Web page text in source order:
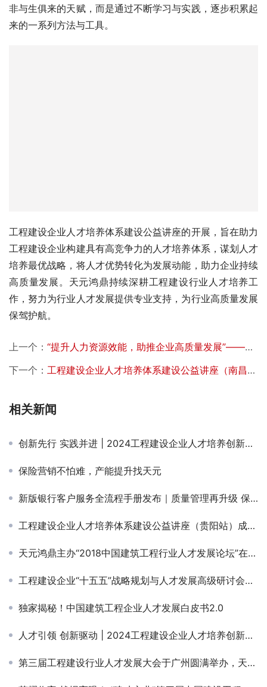
非与生俱来的天赋，而是通过不断学习与实践，逐步积累起
来的一系列方法与工具。
工程建设企业人才培养体系建设公益讲座的开展，旨在助力
工程建设企业构建具有高竞争力的人才培养体系，谋划人才
培养最优战略，将人才优势转化为发展动能，助力企业持续
高质量发展。天元鸿鼎持续深耕工程建设行业人才培养工
作，努力为行业人才发展提供专业支持，为行业高质量发展
保驾护航。
上一个： “提升人力资源效能，助推企业高质量发展”——《2023中国建设工程行业人才发展白皮书4.0》重磅发布
下一个： 工程建设企业人才培养体系建设公益讲座（南昌站）成功举办
相关新闻
创新先行 实践并进 | 2024工程建设企业人才培养创新实践高级研讨会（广州站）顺利举办
保险营销不怕难，产能提升找天元
新版银行客户服务全流程手册发布｜质量管理再升级 保障银行咨询培训项目高品质交付
工程建设企业人才培养体系建设公益讲座（贵阳站）成功举办
天元鸿鼎主办“2018中国建筑工程行业人才发展论坛”在京召开
工程建设企业“十五五”战略规划与人才发展高级研讨会在北京隆重召开！
独家揭秘！中国建筑工程企业人才发展白皮书2.0
人才引领 创新驱动 | 2024工程建设企业人才培养创新实践高级研讨会（天津站）顺利举办
第三届工程建设行业人才发展大会于广州圆满举办，天元鸿鼎多位专家讲师受邀分享